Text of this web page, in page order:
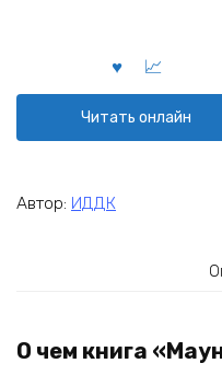
Читать онлайн
Автор: ИДДК
О чем книга